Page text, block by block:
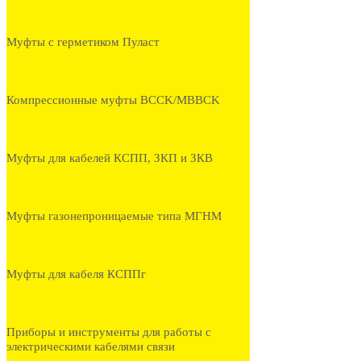
Муфты с герметиком Пуласт
Компрессионные муфты BCCK/MBBCK
Муфты для кабелей КСПП, ЗКП и ЗКВ
Муфты газонепроницаемые типа МГНМ
Муфты для кабеля КСППг
Приборы и инструменты для работы с
электрическими кабелями связи